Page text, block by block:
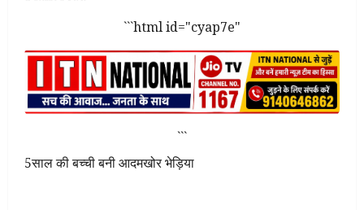
```html id="cyap7e"
```
5साल की बच्ची बनी आदमखोर भेड़िया